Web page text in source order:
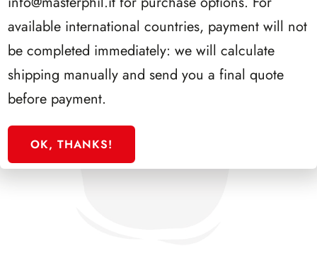
available international countries, payment will not
be completed immediately: we will calculate
shipping manually and send you a final quote
before payment.
OK, THANKS!